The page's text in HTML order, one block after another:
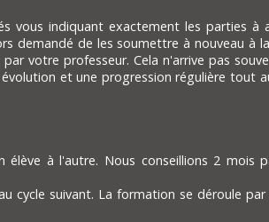
vous indiquant exactement les parties à
demandé de les soumettre à nouveau à
votre professeur. Cela n'arrive pas
et une progression régulière tout
à l'autre. Nous conseillions 2 mois
cycle suivant. La formation se déroule